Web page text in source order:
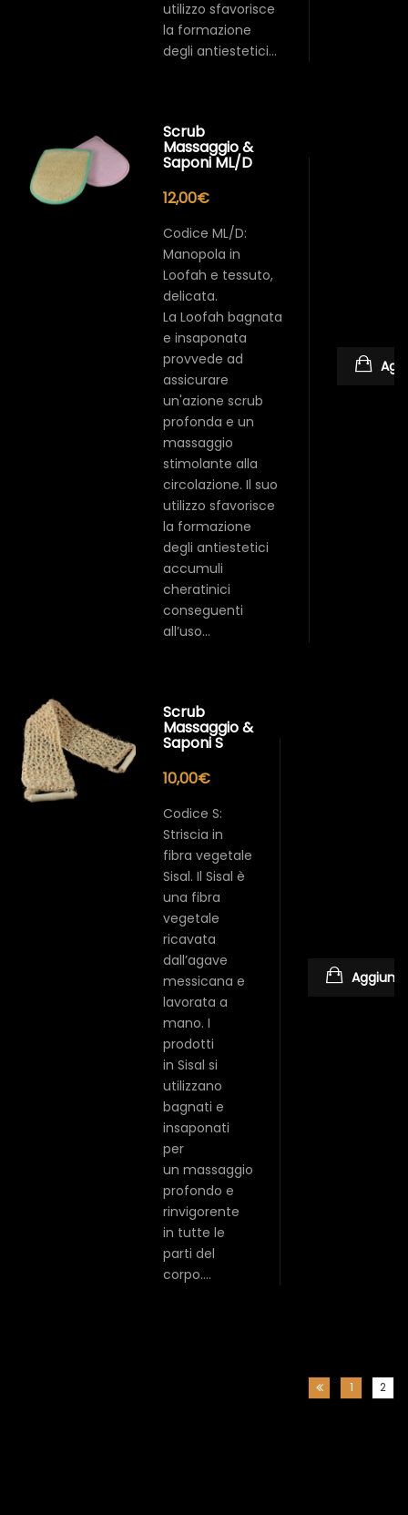
utilizzo sfavorisce
la formazione
degli antiestetici…
Scrub
Massaggio &
Saponi ML/D
12,00€
Codice ML/D:
Manopola in
Loofah e tessuto,
delicata.
La Loofah bagnata
e insaponata
provvede ad
assicurare
un'azione scrub
profonda e un
massaggio
stimolante alla
circolazione. Il suo
utilizzo sfavorisce
la formazione
degli antiestetici
accumuli
cheratinici
conseguenti
all’uso…
Scrub
Massaggio &
Saponi S
10,00€
Codice S:
Striscia in
fibra vegetale
Sisal. Il Sisal è
una fibra
vegetale
ricavata
dall’agave
messicana e
lavorata a
mano. I
prodotti
in Sisal si
utilizzano
bagnati e
insaponati
per
un massaggio
profondo e
rinvigorente
in tutte le
parti del
corpo.…
1 2